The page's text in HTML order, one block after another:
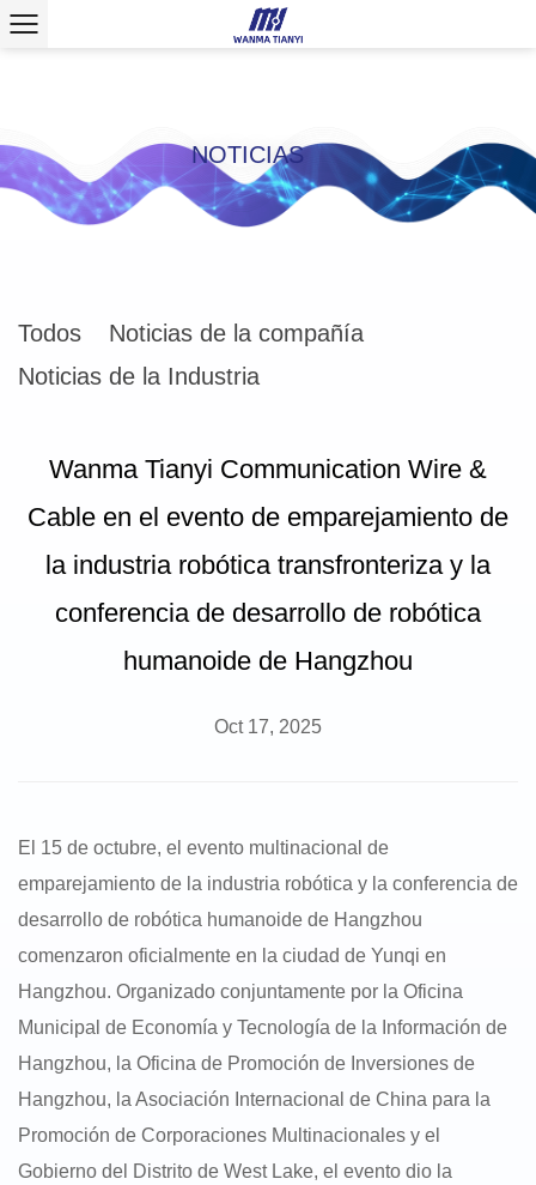
NOTICIAS
Todos
Noticias de la compañía
Noticias de la Industria
Wanma Tianyi Communication Wire &
Cable en el evento de emparejamiento de
la industria robótica transfronteriza y la
conferencia de desarrollo de robótica
humanoide de Hangzhou
Oct 17, 2025
El 15 de octubre, el evento multinacional de
emparejamiento de la industria robótica y la conferencia de
desarrollo de robótica humanoide de Hangzhou
comenzaron oficialmente en la ciudad de Yunqi en
Hangzhou. Organizado conjuntamente por la Oficina
Municipal de Economía y Tecnología de la Información de
Hangzhou, la Oficina de Promoción de Inversiones de
Hangzhou, la Asociación Internacional de China para la
Promoción de Corporaciones Multinacionales y el
Gobierno del Distrito de West Lake, el evento dio la